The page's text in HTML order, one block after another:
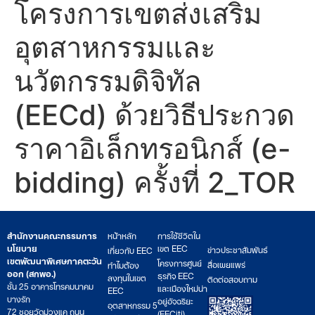
โครงการเขตส่งเสริม
อุตสาหกรรมและ
นวัตกรรมดิจิทัล
(EECd) ด้วยวิธีประกวด
ราคาอิเล็กทรอนิกส์ (e-
bidding) ครั้งที่ 2_TOR
สำนักงานคณะกรรมการ
นโยบาย
เขตพัฒนาพิเศษภาคตะวัน
ออก (สกพอ.)
ชั้น 25 อาคารโทรคมนาคม
บางรัก
72 ซอยวัดม่วงแค ถนน
หน้าหลัก
เกี่ยวกับ EEC
ทำไมต้อง
ลงทุนในเขต
EEC
อุตสาหกรรม 5
การใช้ชีวิตใน
เขต EEC
โครงการศูนย์
ธุรกิจ EEC
และเมืองใหม่น่า
อยู่อัจฉริยะ
ข่าวประชาสัมพันธ์
สื่อเผยแพร่
ติดต่อสอบถาม